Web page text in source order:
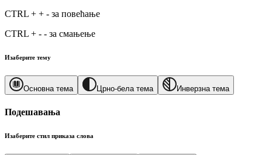
CTRL + + - за повећање
CTRL + - - за смањење
Изаберите тему
Основна тема Црно-бела тема Инверзна тема
Подешавања
Изаберите стил приказа слова